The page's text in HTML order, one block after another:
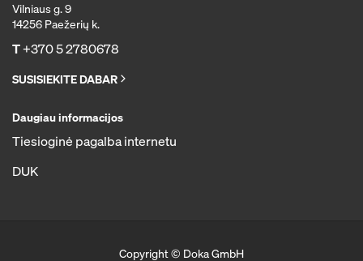
Vilniaus g. 9
14256 Paežerių k.
T+370 5 2780678
SUSISIEKITE DABAR
Daugiau informacijos
Tiesioginė pagalba internetu
DUK
Copyright © Doka GmbH